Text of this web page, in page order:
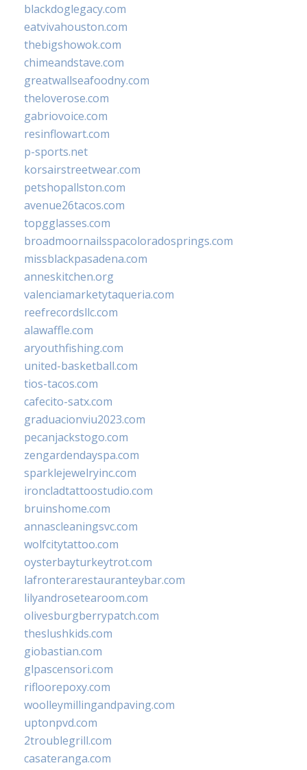
blackdoglegacy.com
eatvivahouston.com
thebigshowok.com
chimeandstave.com
greatwallseafoodny.com
theloverose.com
gabriovoice.com
resinflowart.com
p-sports.net
korsairstreetwear.com
petshopallston.com
avenue26tacos.com
topgglasses.com
broadmoornailsspacoloradosprings.com
missblackpasadena.com
anneskitchen.org
valenciamarketytaqueria.com
reefrecordsllc.com
alawaffle.com
aryouthfishing.com
united-basketball.com
tios-tacos.com
cafecito-satx.com
graduacionviu2023.com
pecanjackstogo.com
zengardendayspa.com
sparklejewelryinc.com
ironcladtattoostudio.com
bruinshome.com
annascleaningsvc.com
wolfcitytattoo.com
oysterbayturkeytrot.com
lafronterarestauranteybar.com
lilyandrosetearoom.com
olivesburgberrypatch.com
theslushkids.com
giobastian.com
glpascensori.com
rifloorepoxy.com
woolleymillingandpaving.com
uptonpvd.com
2troublegrill.com
casateranga.com